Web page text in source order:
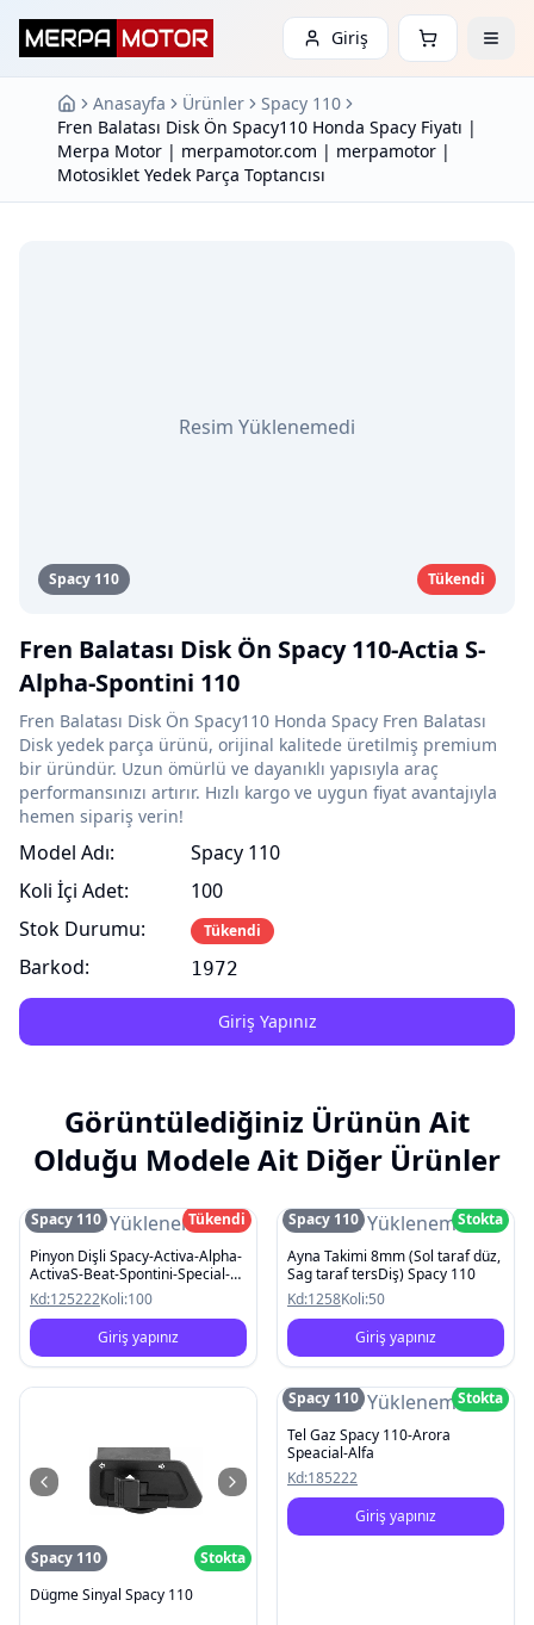
Giriş
Anasayfa Ürünler
Spacy 110
Fren Balatası Disk Ön Spacy110 Honda Spacy Fiyatı |
Merpa Motor | merpamotor.com | merpamotor |
Motosiklet Yedek Parça Toptancısı
Spacy 110 Tükendi
Resim Yüklenemedi
Fren Balatası Disk Ön Spacy 110-Actia S-
Alpha-Spontini 110
Fren Balatası Disk Ön Spacy110 Honda Spacy Fren Balatası
Disk yedek parça ürünü, orijinal kalitede üretilmiş premium
bir üründür. Uzun ömürlü ve dayanıklı yapısıyla araç
performansınızı artırır. Hızlı kargo ve uygun fiyat avantajıyla
hemen sipariş verin!
Model Adı:
Koli İçi Adet:
Stok Durumu:
Barkod:
Spacy 110
100
Tükendi
1972
Giriş Yapınız
Görüntülediğiniz Ürünün Ait
Olduğu Modele Ait Diğer Ürünler
Resim Yüklenemedi
Spacy 110
Tükendi
Pinyon Dişli Spacy-Activa-Alpha-
ActivaS-Beat-Spontini-Special-
Pleasure
Kd:125222Koli:100
Giriş yapınız
Resim Yüklenemedi
Spacy 110
Stokta
Ayna Takimi 8mm (Sol taraf düz,
Sag taraf tersDiş) Spacy 110
Kd:1258Koli:50
Giriş yapınız
Spacy 110
Stokta
Dügme Sinyal Spacy 110
Resim Yüklenemedi
Spacy 110
Stokta
Tel Gaz Spacy 110-Arora
Speacial-Alfa
Kd:185222
Giriş yapınız